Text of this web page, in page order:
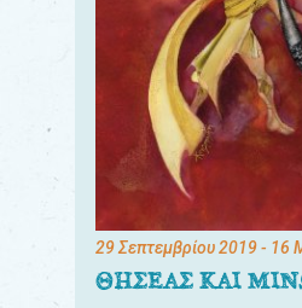
29 Σεπτεμβρίου 2019- 16
ΘΗΣΕΑΣ ΚΑΙ